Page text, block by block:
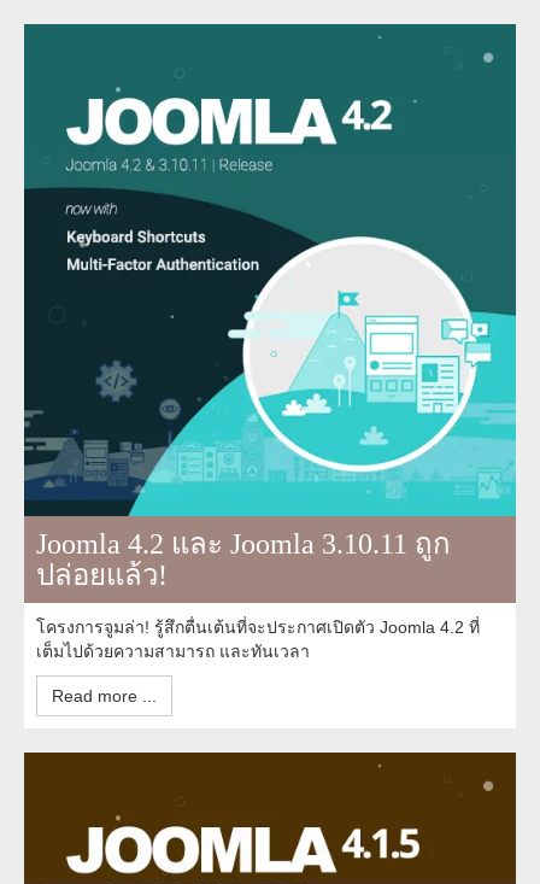
Joomla 4.2 และ Joomla 3.10.11 ถูก
ปล่อยแล้ว!
โครงการจูมล่า! รู้สึกตื่นเต้นที่จะประกาศเปิดตัว Joomla 4.2 ที่
เต็มไปด้วยความสามารถ และทันเวลา
Read more ...